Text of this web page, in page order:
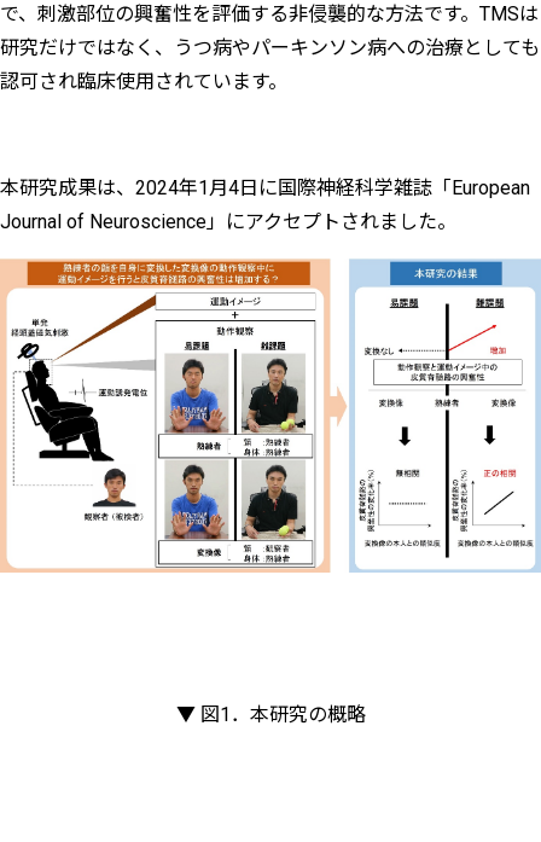
で、刺激部位の興奮性を評価する非侵襲的な方法です。TMSは
研究だけではなく、うつ病やパーキンソン病への治療としても
認可され臨床使用されています。
本研究成果は、2024年1月4日に国際神経科学雑誌「European
Journal of Neuroscience」にアクセプトされました。
▼ 図1．本研究の概略